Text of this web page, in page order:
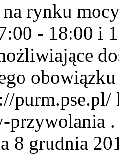
na rynku
- 18:00 i
przywolania
8 grudnia